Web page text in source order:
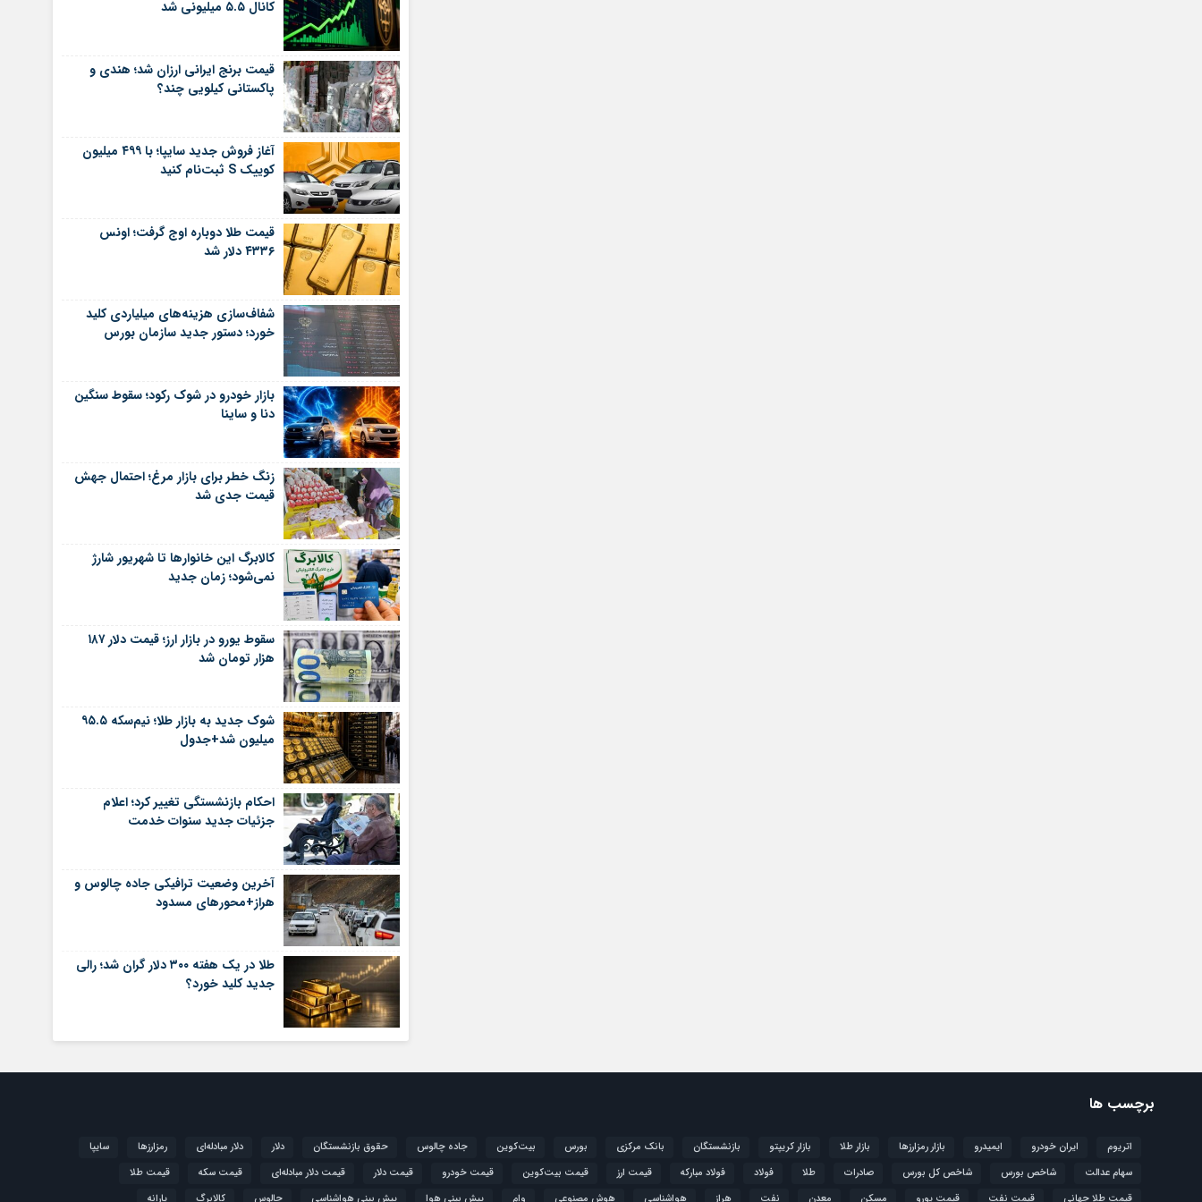
کانال ۵.۵ میلیونی شد
قیمت برنج ایرانی ارزان شد؛ هندی و
پاکستانی کیلویی چند؟
آغاز فروش جدید سایپا؛ با ۴۹۹ میلیون
کوییک S ثبت‌نام کنید
قیمت طلا دوباره اوج گرفت؛ اونس
۴۳۳۶ دلار شد
شفاف‌سازی هزینه‌های میلیاردی کلید
خورد؛ دستور جدید سازمان بورس
بازار خودرو در شوک رکود؛ سقوط سنگین
دنا و ساینا
زنگ خطر برای بازار مرغ؛ احتمال جهش
قیمت جدی شد
کالابرگ این خانوارها تا شهریور شارژ
نمی‌شود؛ زمان جدید
سقوط یورو در بازار ارز؛ قیمت دلار ۱۸۷
هزار تومان شد
شوک جدید به بازار طلا؛ نیم‌سکه ۹۵.۵
میلیون شد+جدول
احکام بازنشستگی تغییر کرد؛ اعلام
جزئیات جدید سنوات خدمت
آخرین وضعیت ترافیکی جاده چالوس و
هراز+محورهای مسدود
طلا در یک هفته ۳۰۰ دلار گران شد؛ رالی
جدید کلید خورد؟
برچسب ها
اتریوم ایران خودرو ایمیدرو بازار رمزارزها بازار طلا بازار کریپتو بازنشستگان بانک مرکزی بورس بیت‌کوین جاده چالوس حقوق بازنشستگان دلار دلار مبادله‌ای رمزارزها
سایپا
سهام عدالت
شاخص بورس شاخص کل بورس صادرات طلا فولاد فولاد مبارکه قیمت ارز قیمت بیت‌کوین قیمت خودرو قیمت دلار قیمت دلار مبادله‌ای قیمت سکه
قیمت طلا
قیمت طلا جهانی
قیمت نفت قیمت یورو مسکن معدن نفت هراز هواشناسی هوش مصنوعی وام پیش بینی هوا پیش بینی هواشناسی چالوس کالابرگ یارانه